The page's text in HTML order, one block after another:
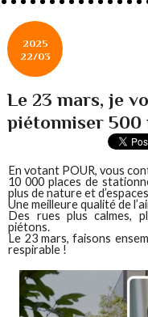
2025
22/03
Le 23 mars, je
piétonniser 500
En votant POUR, vous
10 000 places de
plus de nature et
Une meilleure qualité de
Des rues plus calmes,
piétons.
Le 23 mars, faisons
respirable !